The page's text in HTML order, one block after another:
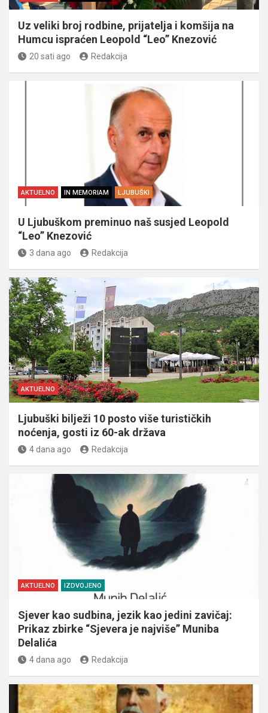
Uz veliki broj rodbine, prijatelja i komšija na
Humcu ispraćen Leopold “Leo” Knezović
20 sati ago Redakcija
AKTUELNO IN MEMORIAM LJUBUŠKI
U Ljubuškom preminuo naš susjed Leopold
“Leo” Knezović
3 dana ago Redakcija
AKTUELNO
Ljubuški bilježi 10 posto više turističkih
noćenja, gosti iz 60-ak država
4 dana ago Redakcija
AKTUELNO IZDVOJENO
Sjever kao sudbina, jezik kao jedini zavičaj:
Prikaz zbirke “Sjevera je najviše” Muniba
Delalića
4 dana ago Redakcija